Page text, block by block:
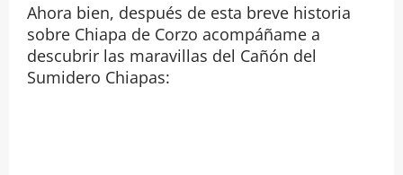
Ahora bien, después de esta breve historia
sobre Chiapa de Corzo acompáñame a
descubrir las maravillas del Cañón del
Sumidero Chiapas: